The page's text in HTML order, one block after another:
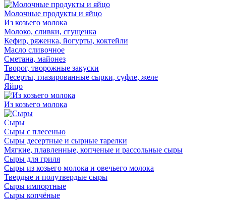
Молочные продукты и яйцо
Из козьего молока
Молоко, сливки, сгущенка
Кефир, ряженка, йогурты, коктейли
Масло сливочное
Сметана, майонез
Творог, творожные закуски
Десерты, глазированные сырки, суфле, желе
Яйцо
Из козьего молока
Сыры
Сыры с плесенью
Сыры десертные и сырные тарелки
Мягкие, плавленные, копченые и рассольные сыры
Сыры для гриля
Сыры из козьего молока и овечьего молока
Твердые и полутвердые сыры
Сыры импортные
Сыры копчёные